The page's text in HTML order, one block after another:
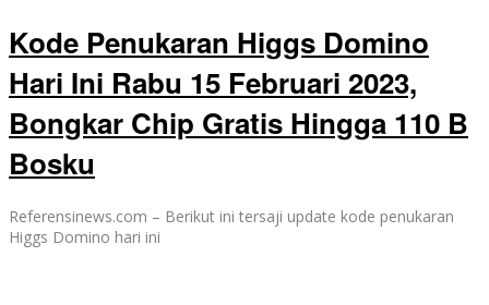
Kode Penukaran Higgs Domino
Hari Ini Rabu 15 Februari 2023,
Bongkar Chip Gratis Hingga 110 B
Bosku
Referensinews.com – Berikut ini tersaji update kode penukaran
Higgs Domino hari ini